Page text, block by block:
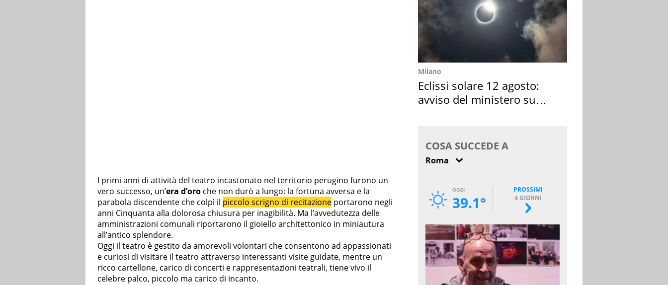
I primi anni di attività del teatro incastonato nel territorio perugino furono un
vero successo, un’era d’oro che non durò a lungo: la fortuna avversa e la
parabola discendente che colpì il piccolo scrigno di recitazione portarono negli
anni Cinquanta alla dolorosa chiusura per inagibilità. Ma l’avvedutezza delle
amministrazioni comunali riportarono il gioiello architettonico in miniautura
all’antico splendore.
Oggi il teatro è gestito da amorevoli volontari che consentono ad appassionati
e curiosi di visitare il teatro attraverso interessanti visite guidate, mentre un
ricco cartellone, carico di concerti e rappresentazioni teatrali, tiene vivo il
celebre palco, piccolo ma carico di incanto.
Milano
Eclissi solare 12 agosto:
avviso del ministero su